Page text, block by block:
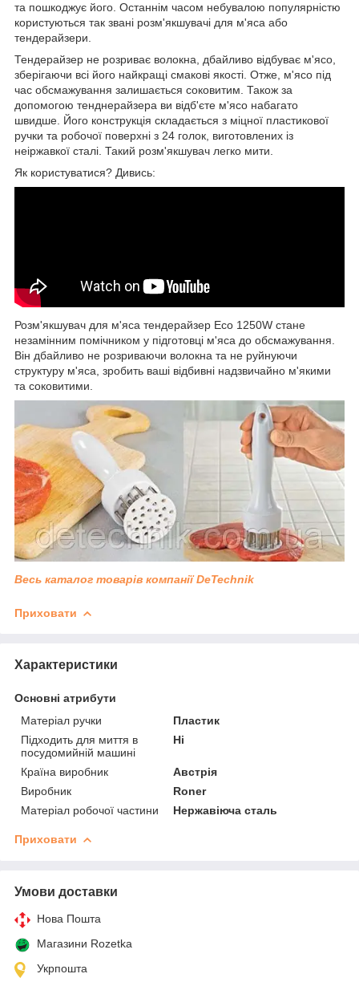
та пошкоджує його. Останнім часом небувалою популярністю
користуються так звані розм'якшувачі для м'яса або
тендерайзери.
Тендерайзер не розриває волокна, дбайливо відбуває м'ясо,
зберігаючи всі його найкращі смакові якості. Отже, м'ясо під
час обсмажування залишається соковитим. Також за
допомогою тенднерайзера ви відб'єте м'ясо набагато
швидше. Його конструкція складається з міцної пластикової
ручки та робочої поверхні з 24 голок, виготовлених із
неіржавкої сталі. Такий розм'якшувач легко мити.
Як користуватися? Дивись:
Розм'якшувач для м'яса тендерайзер Eco 1250W стане
незамінним помічником у підготовці м'яса до обсмажування.
Він дбайливо не розриваючи волокна та не руйнуючи
структуру м'яса, зробить ваші відбивні надзвичайно м'якими
та соковитими.
Весь каталог товарів компанії DeTechnik
Приховати
Характеристики
Основні атрибути
Матеріал ручки
Пластик
Підходить для миття в
посудомийній машині
Ні
Країна виробник
Австрія
Виробник
Roner
Матеріал робочої частини
Нержавіюча сталь
Приховати
Умови доставки
Нова Пошта
Магазини Rozetka
Укрпошта